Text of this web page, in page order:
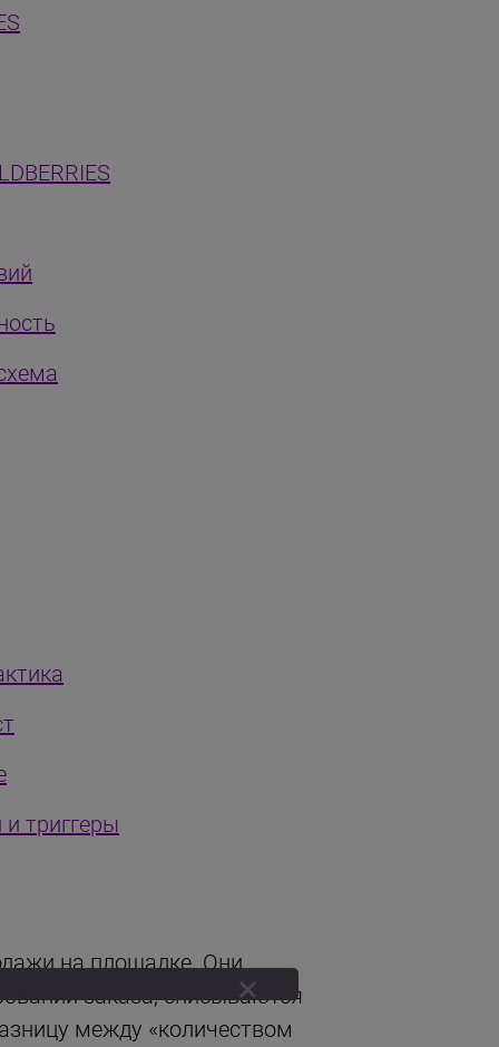
триггеры
на площадке. Они
заказа, списываются
между «количеством